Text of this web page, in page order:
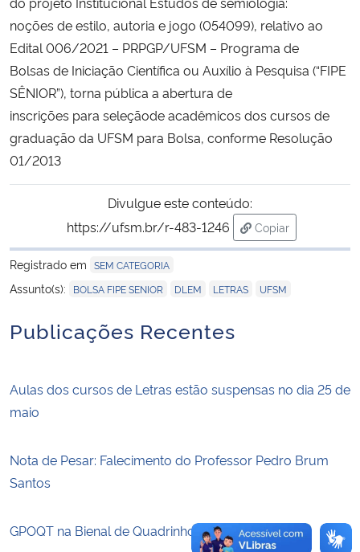
Ministério da Cidadania
Ministério da Saúde
Ministério de Minas e Energia
Ministério da Ciência, Tecnologia, Inovações e Comunicações
Ministério do Meio Ambiente
Ministério do Turismo
Ministério do Desenvolvimento Regional
Secretaria-Geral
Gabinete de Segurança Institucional
Advocacia-Geral da União
noções de estilo, autoria e jogo (054099), relativo ao
Edital 006/2021 – PRPGP/UFSM – Programa de
Bolsas de Iniciação Científica ou Auxílio à Pesquisa (“FIPE
SÊNIOR”), torna pública a abertura de
inscrições para seleçãode acadêmicos dos cursos de
graduação da UFSM para Bolsa, conforme Resolução
01/2013
Divulgue este conteúdo:
https://ufsm.br/r-483-1246
Copiar
para área de
Registrado em SEM CATEGORIA
Assunto(s): BOLSA FIPE SENIOR DLEM LETRAS UFSM
Publicações Recentes
Aulas dos cursos de Letras estão suspensas no dia 25 de
maio
Nota de Pesar: Falecimento do Professor Pedro Brum
Santos
GPOQT na Bienal de Quadrinhos de Curitiba 2025